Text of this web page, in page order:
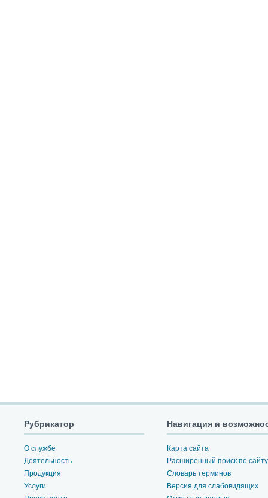
Рубрикатор
О службе
Деятельность
Продукция
Услуги
Навигация и
Карта сайта
Расширенный поиск по сайту
Словарь терминов
Версия для слабовидящих